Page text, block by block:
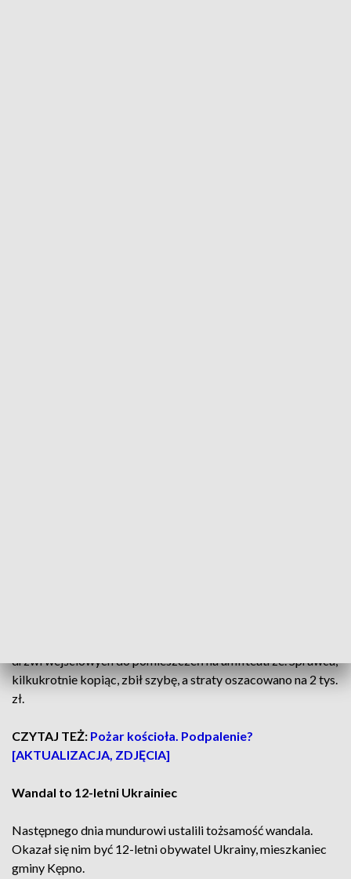
drzwi wejściowych do pomieszczeń na amfiteatrze. Sprawca,
kilkukrotnie kopiąc, zbił szybę, a straty oszacowano na 2 tys.
zł.
CZYTAJ TEŻ: Pożar kościoła. Podpalenie?
[AKTUALIZACJA, ZDJĘCIA]
Wandal to 12-letni Ukrainiec
Następnego dnia mundurowi ustalili tożsamość wandala.
Okazał się nim być 12-letni obywatel Ukrainy, mieszkaniec
gminy Kępno.